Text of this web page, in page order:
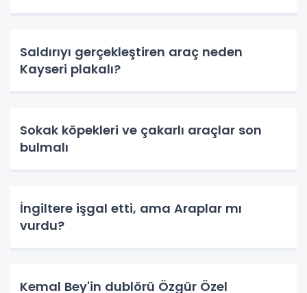
Saldırıyı gerçekleştiren araç neden
Kayseri plakalı?
Sokak köpekleri ve çakarlı araçlar son
bulmalı
İngiltere işgal etti, ama Araplar mı
vurdu?
Kemal Bey'in dublörü Özgür Özel